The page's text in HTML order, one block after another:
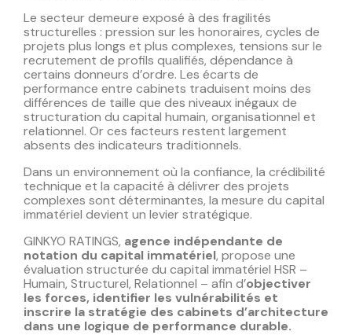
Le secteur demeure exposé à des fragilités
structurelles : pression sur les honoraires, cycles de
projets plus longs et plus complexes, tensions sur le
recrutement de profils qualifiés, dépendance à
certains donneurs d’ordre. Les écarts de
performance entre cabinets traduisent moins des
différences de taille que des niveaux inégaux de
structuration du capital humain, organisationnel et
relationnel. Or ces facteurs restent largement
absents des indicateurs traditionnels.
Dans un environnement où la confiance, la crédibilité
technique et la capacité à délivrer des projets
complexes sont déterminantes, la mesure du capital
immatériel devient un levier stratégique.
GINKYO RATINGS, agence indépendante de
notation du capital immatériel, propose une
évaluation structurée du capital immatériel HSR –
Humain, Structurel, Relationnel – afin d’objectiver
les forces, identifier les vulnérabilités et
inscrire la stratégie des cabinets d’architecture
dans une logique de performance durable.